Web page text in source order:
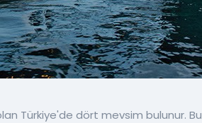
Türkiye'de dört mevsim bulunur. Bu